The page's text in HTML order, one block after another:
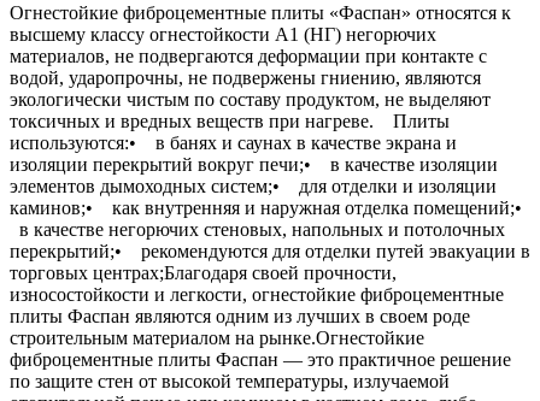
Огнестойкие фиброцементные плиты «Фаспан» относятся к
высшему классу огнестойкости А1 (НГ) негорючих
материалов, не подвергаются деформации при контакте с
водой, ударопрочны, не подвержены гниению, являются
экологически чистым по составу продуктом, не выделяют
токсичных и вредных веществ при нагреве. Плиты
используются:• в банях и саунах в качестве экрана и
изоляции перекрытий вокруг печи;• в качестве изоляции
элементов дымоходных систем;• для отделки и изоляции
каминов;• как внутренняя и наружная отделка помещений;•
в качестве негорючих стеновых, напольных и потолочных
перекрытий;• рекомендуются для отделки путей эвакуации в
торговых центрах;Благодаря своей прочности,
износостойкости и легкости, огнестойкие фиброцементные
плиты Фаспан являются одним из лучших в своем роде
строительным материалом на рынке.Огнестойкие
фиброцементные плиты Фаспан — это практичное решение
по защите стен от высокой температуры, излучаемой